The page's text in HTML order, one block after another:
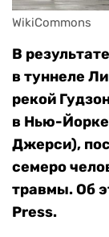
WikiCommons
В
в туннеле
рекой
в Нью-
Джерси),
семеро
травмы. Об
Press.